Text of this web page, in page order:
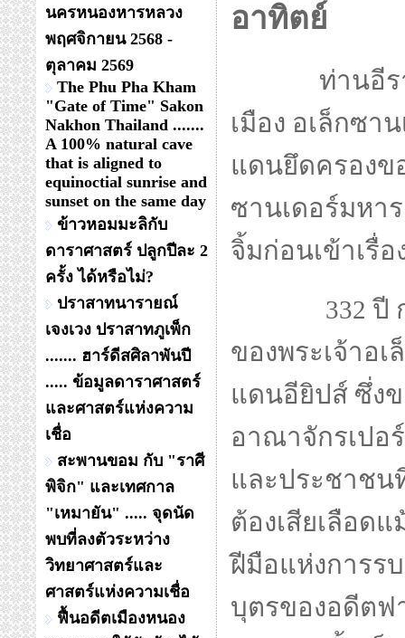
นครหนองหารหลวง
พฤศจิกายน 2568 -
ตุลาคม 2569
The Phu Pha Kham
"Gate of Time" Sakon
Nakhon Thailand .......
A 100% natural cave
that is aligned to
equinoctial sunrise and
sunset on the same day
ข้าวหอมมะลิกับ
ดาราศาสตร์ ปลูกปีละ 2
ครั้ง ได้หรือไม่?
ปราสาทนารายณ์
เจงเวง ปราสาทภูเพ็ก
....... ฮาร์ดีสศิลาพันปี
..... ข้อมูลดาราศาสตร์
และศาสตร์แห่งความ
เชื่อ
สะพานขอม กับ "ราศี
พิจิก" และเทศกาล
"เหมายัน" ..... จุดนัด
พบที่ลงตัวระหว่าง
วิทยาศาสตร์และ
ศาสตร์แห่งความเชื่อ
ฟื้นอดีตเมืองหนอง
อาทิตย์
ท่านอีร
เมือง อเล็กซ
แดนยึดครองข
ซานเดอร์มหา
จิ้มก่อนเข้าเรื่อ
332 ปี
ของพระเจ้าอ
แดนอียิปส์ ซึ่ง
อาณาจักรเปอ
และประชาชน
ต้องเสียเลือด
ฝีมือแห่งการร
บุตรของอดีตฟ